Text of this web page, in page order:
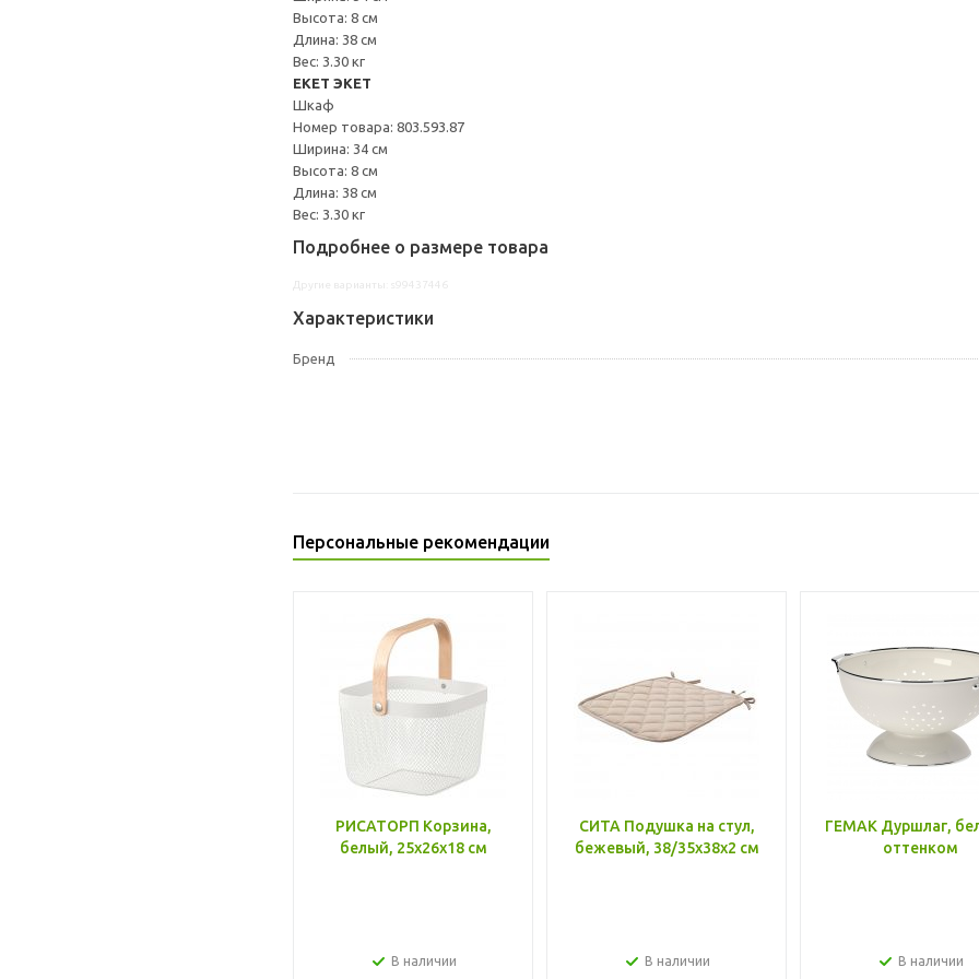
Высота: 8 см
Длина: 38 см
Вес: 3.30 кг
EKET ЭКЕТ
Шкаф
Номер товара: 803.593.87
Ширина: 34 см
Высота: 8 см
Длина: 38 см
Вес: 3.30 кг
Подробнее о размере товара
Характеристики
Бренд
Персональные рекомендации
РИСАТОРП Корзина,
белый, 25x26x18 см
В наличии
СИТА Подушка на стул,
бежевый, 38/35x38x2 см
В наличии
ГЕМАК Дуршлаг,
оттенком
В наличии